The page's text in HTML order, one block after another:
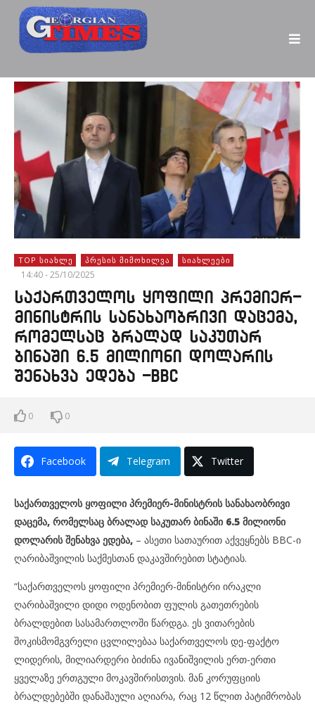
TOP ᲡᲘᲐᲮᲚᲔ ᲞᲠᲔᲡᲘᲡ ᲛᲘᲛᲝᲮᲘᲚᲕᲐ ᲡᲘᲐᲮᲚᲔᲔᲑᲘ
14:40 - 25/10/2025
საქართველოს ყოფილი პრემიერ-
მინისტრის სანახაობრივი დაცემა,
რომელსაც ბრალად საკუთარ
ბინაში 6.5 მილიონი დოლარის
შენახვა ედება -BBC
0 0
Facebook Telegram Twitter
საქართველოს ყოფილი პრემიერ-მინისტრის სანახაობრივი
დაცემა, რომელსაც ბრალად საკუთარ ბინაში 6.5 მილიონი
დოლარის შენახვა ედება, – ასეთი სათაურით აქვეყნებს BBC-ი
ღარიბაშვილის საქმესთან დაკავშირებით სტატიას.
“საქართველოს ყოფილი პრემიერ-მინისტრი ირაკლი
ღარიბაშვილი დიდი ოდენობით ფულის გათეთრების
ბრალდებით სასამართლოში წარდგა. ეს ვითარების
შოკისმომგვრელი ცვლილებაა საქართველოს დე-ფაქტო
ლიდერის, მილიარდერი ბიძინა ივანიშვილის ერთ-ერთი
ყველაზე ერთგული მოკავშირისთვის. მან კორუფციის
ბრალდებებში დანაშაული აღიარა, რაც 12 წლით პატიმრობას